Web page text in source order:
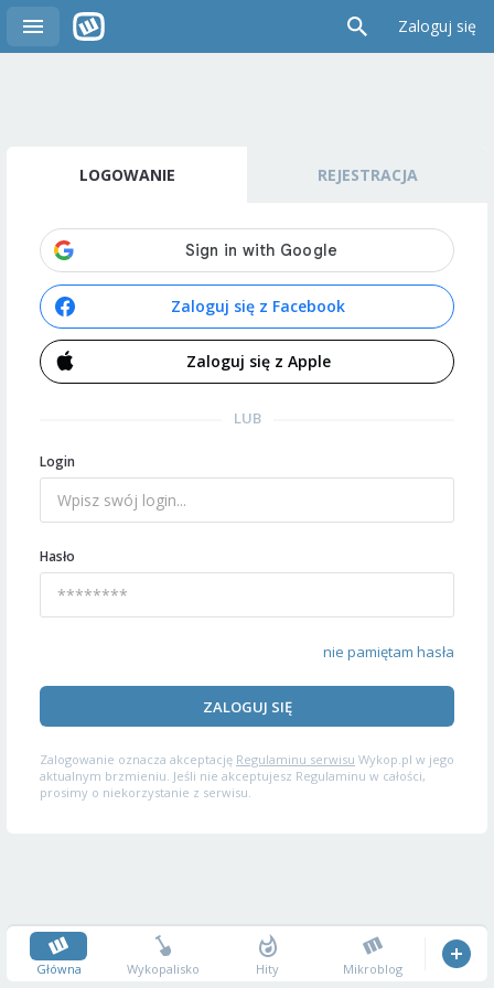
Zaloguj się
LOGOWANIE REJESTRACJA
Zaloguj się z Facebook
Zaloguj się z Apple
LUB
Login
Hasło
nie pamiętam hasła
ZALOGUJ SIĘ
Zalogowanie oznacza akceptację Regulaminu serwisu Wykop.pl w jego
aktualnym brzmieniu. Jeśli nie akceptujesz Regulaminu w całości,
prosimy o niekorzystanie z serwisu.
Główna Wykopalisko Hity Mikroblog